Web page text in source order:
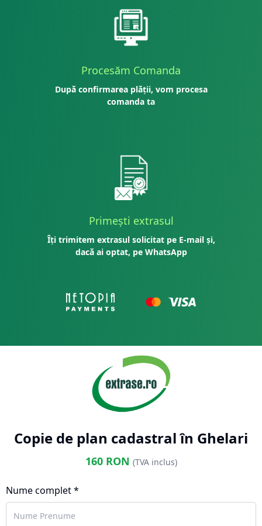
Procesăm Comanda
După confirmarea plății, vom procesa
comanda ta
Primești extrasul
Îți trimitem extrasul solicitat pe E-mail și,
dacă ai optat, pe WhatsApp
Copie de plan cadastral în Ghelari
160RON (TVA inclus)
Nume complet *